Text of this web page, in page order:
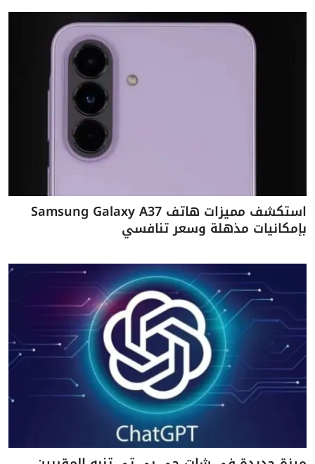
استكشف مميزات هاتف Samsung Galaxy A37
بإمكانيات مذهلة وسعر تنافسي